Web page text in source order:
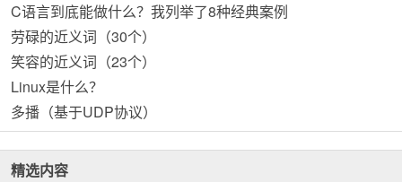
C语言到底能做什么？我列举了8种经典案例
劳碌的近义词（30个）
笑容的近义词（23个）
Linux是什么？
多播（基于UDP协议）
精选内容